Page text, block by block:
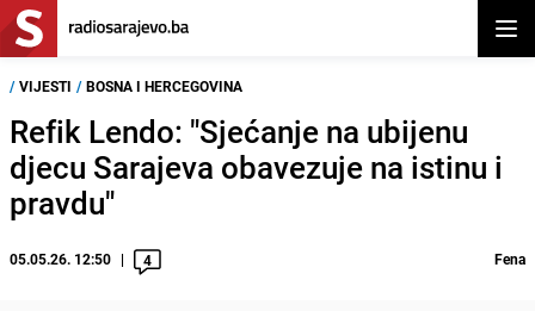
/ VIJESTI / BOSNA I HERCEGOVINA
Refik Lendo: "Sjećanje na ubijenu
djecu Sarajeva obavezuje na istinu i
pravdu"
05.05.26. 12:50 4 Fena